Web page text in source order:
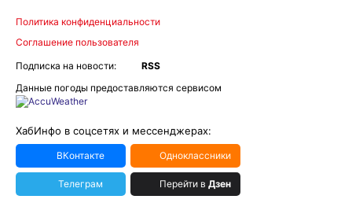
Политика конфиденциальности
Соглашение пользователя
Подписка на новости:
RSS
Данные погоды предоставляются сервисом
ХабИнфо в соцсетях и мессенджерах:
ВКонтакте Одноклассники
Телеграм Перейти в Дзен